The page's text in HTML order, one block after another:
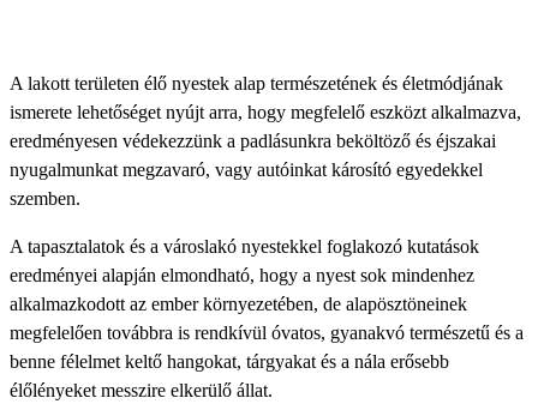
A lakott területen élő nyestek alap természetének és életmódjának
ismerete lehetőséget nyújt arra, hogy megfelelő eszközt alkalmazva,
eredményesen védekezzünk a padlásunkra beköltöző és éjszakai
nyugalmunkat megzavaró, vagy autóinkat károsító egyedekkel
szemben.
A tapasztalatok és a városlakó nyestekkel foglakozó kutatások
eredményei alapján elmondható, hogy a nyest sok mindenhez
alkalmazkodott az ember környezetében, de alapösztöneinek
megfelelően továbbra is rendkívül óvatos, gyanakvó természetű és a
benne félelmet keltő hangokat, tárgyakat és a nála erősebb
élőlényeket messzire elkerülő állat.